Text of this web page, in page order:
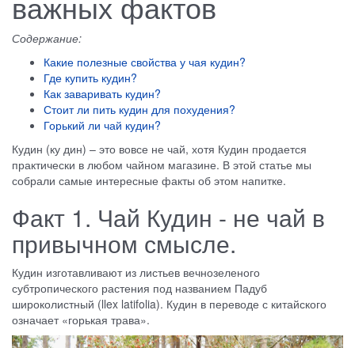
Содержание:
Какие полезные свойства у чая кудин?
Где купить кудин?
Как заваривать кудин?
Стоит ли пить кудин для похудения?
Горький ли чай кудин?
Кудин (ку дин) – это вовсе не чай, хотя Кудин продается
практически в любом чайном магазине. В этой статье мы
собрали самые интересные факты об этом напитке.
Факт 1. Чай Кудин - не чай в
привычном смысле.
Кудин изготавливают из листьев вечнозеленого
субтропического растения под названием Падуб
широколистный (llex latifolia). Кудин в переводе с китайского
означает «горькая трава».